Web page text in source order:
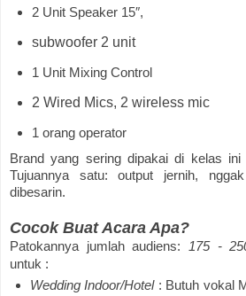
2 Unit Speaker 15″,
subwoofer 2 unit
1 Unit Mixing Control
2 Wired Mics, 2 wireless mic
1 orang operator
Brand yang sering dipakai di kelas
Tujuannya satu: output jernih,
dibesarin.
Cocok Buat Acara Apa?
Patokannya jumlah audiens: 175 -
untuk :
Wedding Indoor/Hotel : Butuh vokal